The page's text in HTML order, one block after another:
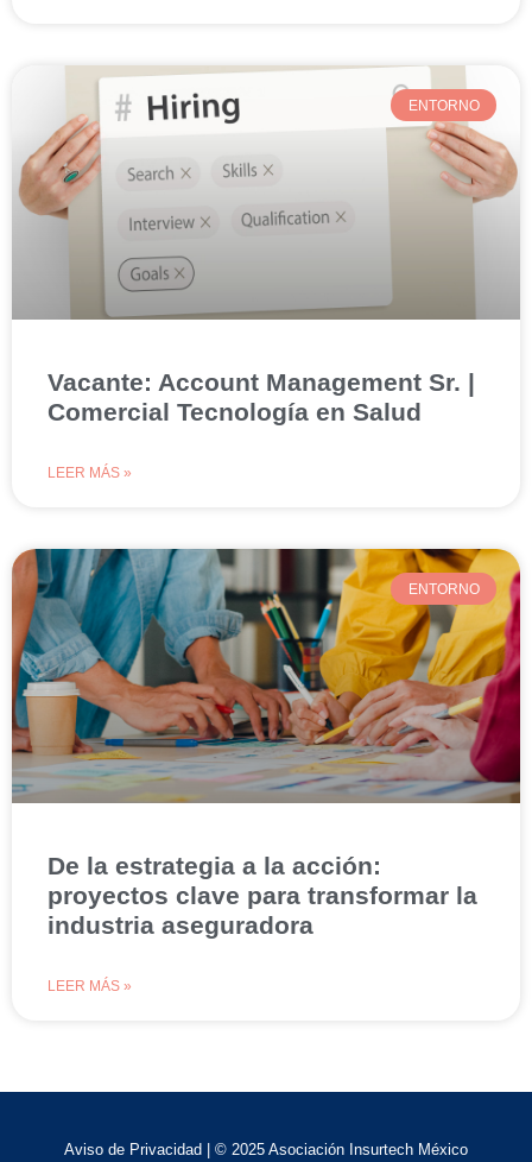
ENTORNO
Vacante: Account Management Sr. |
Comercial Tecnología en Salud
LEER MÁS »
ENTORNO
De la estrategia a la acción:
proyectos clave para transformar la
industria aseguradora
LEER MÁS »
Aviso de Privacidad | © 2025 Asociación Insurtech México